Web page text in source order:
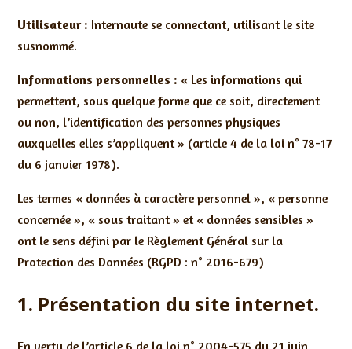
Utilisateur : Internaute se connectant, utilisant le site
susnommé.
Informations personnelles : « Les informations qui
permettent, sous quelque forme que ce soit, directement
ou non, l’identification des personnes physiques
auxquelles elles s’appliquent » (article 4 de la loi n° 78-17
du 6 janvier 1978).
Les termes « données à caractère personnel », « personne
concernée », « sous traitant » et « données sensibles »
ont le sens défini par le Règlement Général sur la
Protection des Données (RGPD : n° 2016-679)
1. Présentation du site internet.